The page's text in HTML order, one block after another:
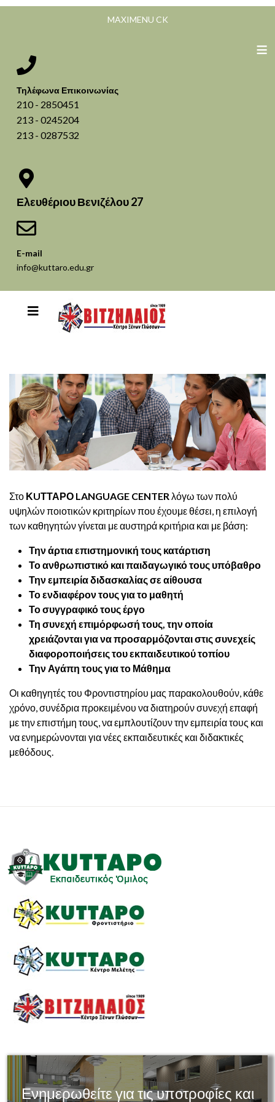
MAXIMENU CK
≡
Τηλέφωνα Επικοινωνίας
210 - 2850451
213 - 0245204
213 - 0287532
Ελευθέριου Βενιζέλου 27
E-mail
info@kuttaro.edu.gr
Στο ΚUΤΤΑΡΟ LANGUAGE CENTER λόγω των πολύ
υψηλών ποιοτικών κριτηρίων που έχουμε θέσει, η επιλογή
των καθηγητών γίνεται με αυστηρά κριτήρια και με βάση:
Την άρτια επιστημονική τους κατάρτιση
Το ανθρωπιστικό και παιδαγωγικό τους υπόβαθρο
Την εμπειρία διδασκαλίας σε αίθουσα
Το ενδιαφέρον τους για το μαθητή
Το συγγραφικό τους έργο
Τη συνεχή επιμόρφωσή τους, την οποία
χρειάζονται για να προσαρμόζονται στις συνεχείς
διαφοροποιήσεις του εκπαιδευτικού τοπίου
Την Αγάπη τους για το Μάθημα
Οι καθηγητές του Φροντιστηρίου μας παρακολουθούν, κάθε
χρόνο, συνέδρια προκειμένου να διατηρούν συνεχή επαφή
με την επιστήμη τους, να εμπλουτίζουν την εμπειρία τους και
να ενημερώνονται για νέες εκπαιδευτικές και διδακτικές
μεθόδους.
Ενημερωθείτε για τις υποτροφίες και